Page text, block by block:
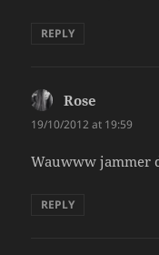
REPLY
Rose
19/10/2012 at 19:59
Wauwww jammer
REPLY